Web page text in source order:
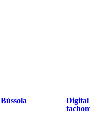
Bússola
Digital